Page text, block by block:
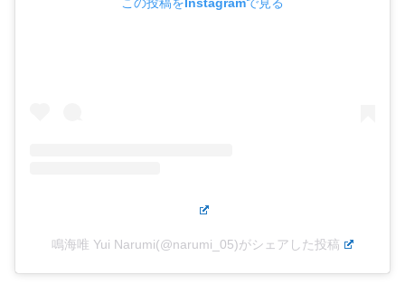
鳴海唯 Yui Narumi(@narumi_05)がシェアした投稿